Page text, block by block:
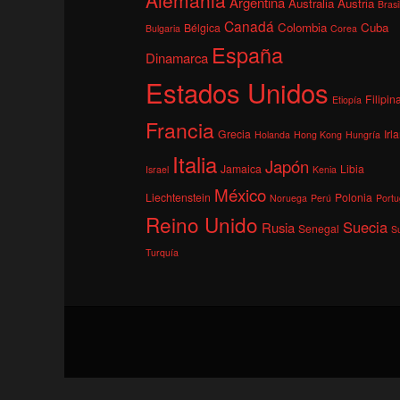
Brasil
Bulgaria Bélgica Canadá Colombia Corea Cuba
Dinamarca España
Estados Unidos Etiopía
Francia Grecia Holanda Hong Kong Hungría
Israel Italia Jamaica Japón Kenia Libia
Liechtenstein México Noruega Perú Polonia
Reino Unido Rusia Senegal Suecia
Turquía